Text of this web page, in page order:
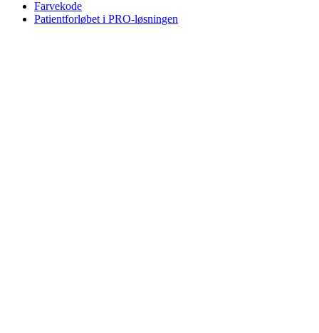
Farvekode
Patientforløbet i PRO-løsningen